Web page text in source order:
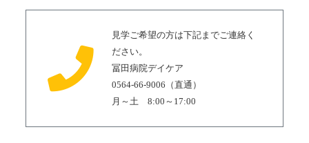
見学ご希望の方は下記までご連絡く
ださい。
冨田病院デイケア
0564-66-9006（直通）
月～土 8:00～17:00